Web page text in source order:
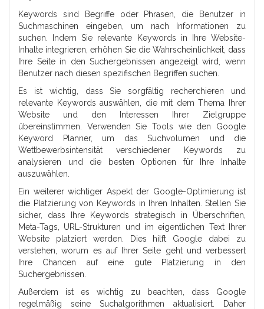
Keywords sind Begriffe oder Phrasen, die Benutzer in
Suchmaschinen eingeben, um nach Informationen zu
suchen. Indem Sie relevante Keywords in Ihre Website-
Inhalte integrieren, erhöhen Sie die Wahrscheinlichkeit, dass
Ihre Seite in den Suchergebnissen angezeigt wird, wenn
Benutzer nach diesen spezifischen Begriffen suchen.
Es ist wichtig, dass Sie sorgfältig recherchieren und
relevante Keywords auswählen, die mit dem Thema Ihrer
Website und den Interessen Ihrer Zielgruppe
übereinstimmen. Verwenden Sie Tools wie den Google
Keyword Planner, um das Suchvolumen und die
Wettbewerbsintensität verschiedener Keywords zu
analysieren und die besten Optionen für Ihre Inhalte
auszuwählen.
Ein weiterer wichtiger Aspekt der Google-Optimierung ist
die Platzierung von Keywords in Ihren Inhalten. Stellen Sie
sicher, dass Ihre Keywords strategisch in Überschriften,
Meta-Tags, URL-Strukturen und im eigentlichen Text Ihrer
Website platziert werden. Dies hilft Google dabei zu
verstehen, worum es auf Ihrer Seite geht und verbessert
Ihre Chancen auf eine gute Platzierung in den
Suchergebnissen.
Außerdem ist es wichtig zu beachten, dass Google
regelmäßig seine Suchalgorithmen aktualisiert. Daher